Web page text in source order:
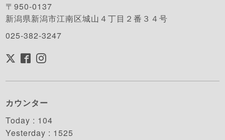
〒950-0137
新潟県新潟市江南区城山４丁目２番３４号
025-382-3247
カウンター
Today : 104
Yesterday : 1525